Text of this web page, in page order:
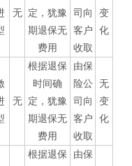
无
定，犹豫
期退保无
费用
司向
客户
收取
变
化
无
根据退保
时间确
定，犹豫
期退保无
费用
由保
险公
司向
客户
收取
无
变
化
根据退保
由保